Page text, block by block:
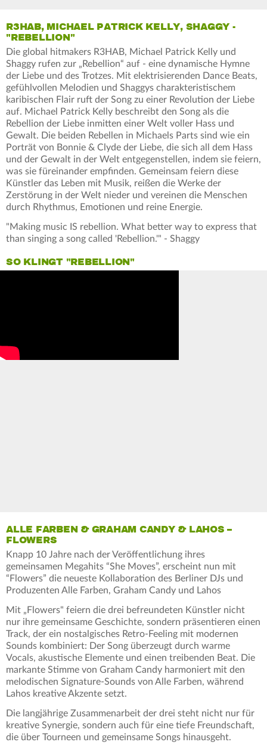
R3HAB, MICHAEL PATRICK KELLY, SHAGGY -
"REBELLION"
Die global hitmakers R3HAB, Michael Patrick Kelly und
Shaggy rufen zur „Rebellion“ auf - eine dynamische Hymne
der Liebe und des Trotzes. Mit elektrisierenden Dance Beats,
gefühlvollen Melodien und Shaggys charakteristischem
karibischen Flair ruft der Song zu einer Revolution der Liebe
auf. Michael Patrick Kelly beschreibt den Song als die
Rebellion der Liebe inmitten einer Welt voller Hass und
Gewalt. Die beiden Rebellen in Michaels Parts sind wie ein
Porträt von Bonnie & Clyde der Liebe, die sich all dem Hass
und der Gewalt in der Welt entgegenstellen, indem sie feiern,
was sie füreinander empfinden. Gemeinsam feiern diese
Künstler das Leben mit Musik, reißen die Werke der
Zerstörung in der Welt nieder und vereinen die Menschen
durch Rhythmus, Emotionen und reine Energie.
"Making music IS rebellion. What better way to express that
than singing a song called 'Rebellion.'" - Shaggy
SO KLINGT "REBELLION"
ALLE FARBEN & GRAHAM CANDY & LAHOS –
FLOWERS
Knapp 10 Jahre nach der Veröffentlichung ihres
gemeinsamen Megahits “She Moves”, erscheint nun mit
“Flowers” die neueste Kollaboration des Berliner DJs und
Produzenten Alle Farben, Graham Candy und Lahos
Mit „Flowers" feiern die drei befreundeten Künstler nicht
nur ihre gemeinsame Geschichte, sondern präsentieren einen
Track, der ein nostalgisches Retro-Feeling mit modernen
Sounds kombiniert: Der Song überzeugt durch warme
Vocals, akustische Elemente und einen treibenden Beat. Die
markante Stimme von Graham Candy harmoniert mit den
melodischen Signature-Sounds von Alle Farben, während
Lahos kreative Akzente setzt.
Die langjährige Zusammenarbeit der drei steht nicht nur für
kreative Synergie, sondern auch für eine tiefe Freundschaft,
die über Tourneen und gemeinsame Songs hinausgeht.